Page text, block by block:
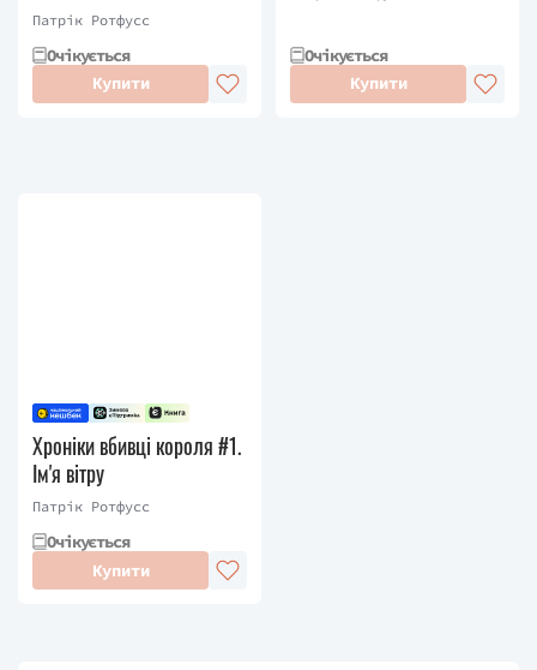
Патрік Ротфусс
Очікується
Купити
Очікується
Купити
Хроніки вбивці короля #1.
Ім'я вітру
Патрік Ротфусс
Очікується
Купити